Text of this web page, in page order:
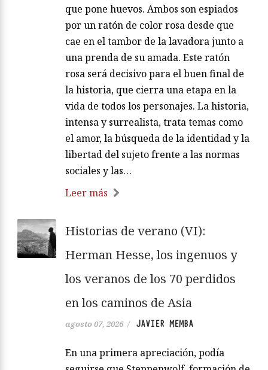
que pone huevos. Ambos son espiados
por un ratón de color rosa desde que
cae en el tambor de la lavadora junto a
una prenda de su amada. Este ratón
rosa será decisivo para el buen final de
la historia, que cierra una etapa en la
vida de todos los personajes. La historia,
intensa y surrealista, trata temas como
el amor, la búsqueda de la identidad y la
libertad del sujeto frente a las normas
sociales y las…
Leer más
Historias de verano (VI):
Herman Hesse, los ingenuos y
los veranos de los 70 perdidos
en los caminos de Asia
agosto 07, 2026 / JAVIER MEMBA
En una primera apreciación, podía